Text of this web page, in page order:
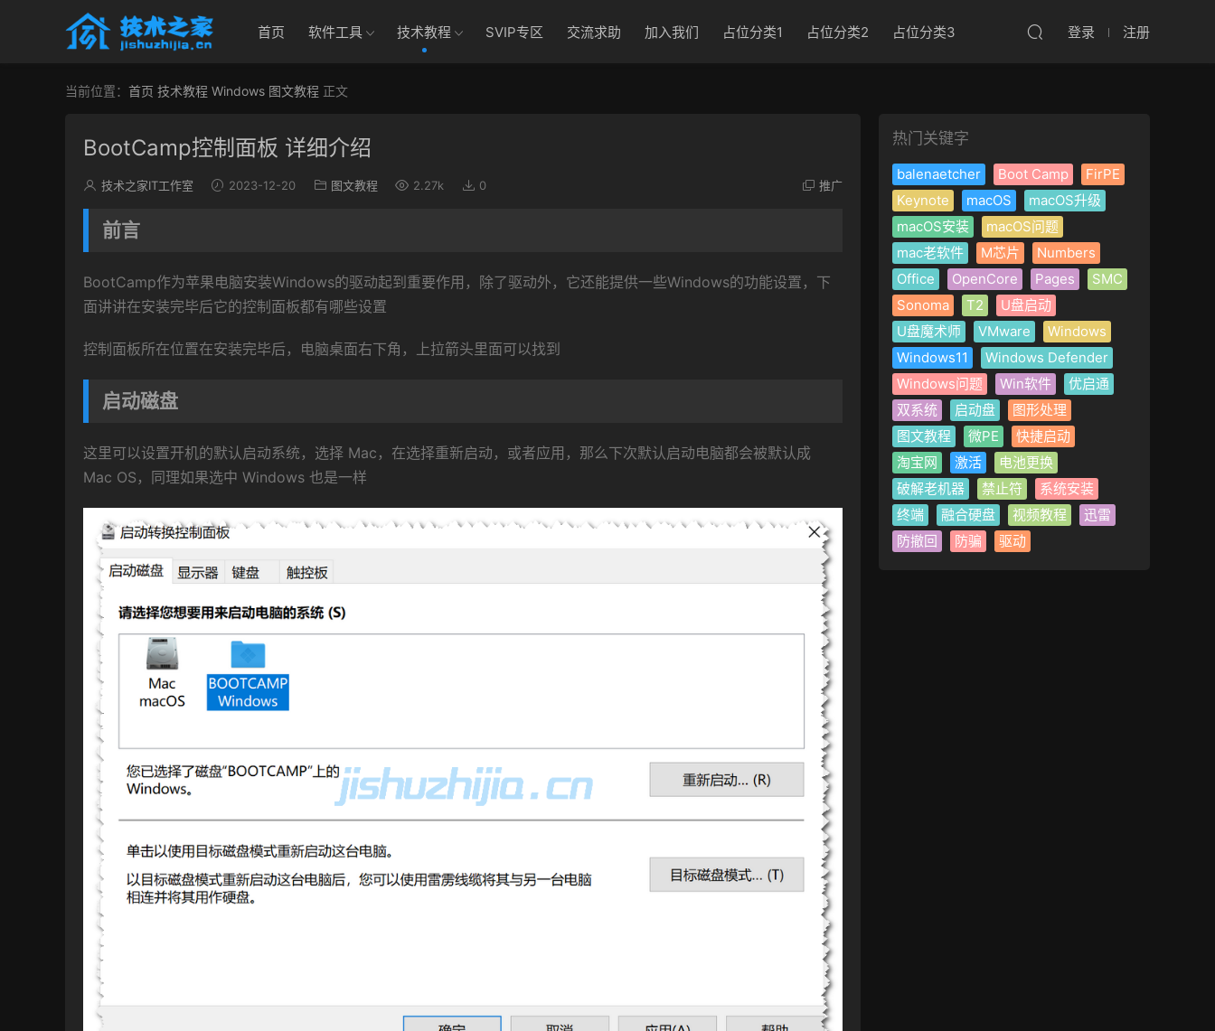
首页 软件工具 技术教程 SVIP专区 交流求助 加入我们 占位分类1 占位分类2 占位分类3 登录 注册
当前位置： 首页 技术教程 Windows 图文教程 正文
BootCamp控制面板 详细介绍
技术之家IT工作室 2023-12-20 图文教程 2.27k 0 推广
前言
BootCamp作为苹果电脑安装Windows的驱动起到重要作用，除了驱动外，它还能提供一些Windows的功能设置，下
面讲讲在安装完毕后它的控制面板都有哪些设置
控制面板所在位置在安装完毕后，电脑桌面右下角，上拉箭头里面可以找到
启动磁盘
这里可以设置开机的默认启动系统，选择 Mac，在选择重新启动，或者应用，那么下次默认启动电脑都会被默认成
Mac OS，同理如果选中 Windows 也是一样
热门关键字
balenaetcher Boot Camp
FirPE
Keynote
macOS
macOS升级
macOS安装
macOS问题
mac老软件
M芯片
Numbers
Office
OpenCore Pages
SMC
Sonoma
T2
U盘启动
U盘魔术师
VMware
Windows
Windows11
Windows Defender
Windows问题
Win软件
优启通
双系统
启动盘
图形处理
图文教程
微PE
快捷启动
淘宝网
激活
电池更换
破解老机器
禁止符
系统安装
终端
融合硬盘 视频教程
迅雷
防撤回
防骗 驱动